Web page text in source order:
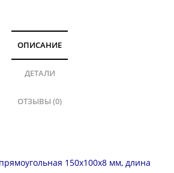
ОПИСАНИЕ
ДЕТАЛИ
ОТЗЫВЫ (0)
150х100х8 мм, длина